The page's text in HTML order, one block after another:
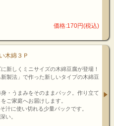
価格:170円(税込)
木綿３Ｐ
新しくミニサイズの木綿豆腐が登場！
新製法」で作った新しいタイプの木綿豆
・うまみをそのままパック。作り立て
ご家庭へお届けします。
汁に使い切れる少量パックです。
い。